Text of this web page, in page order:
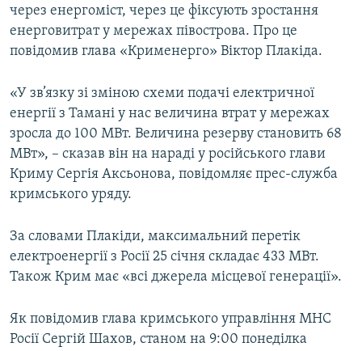
Усі сайти RFE/RL
через енергоміст, через це фіксують зростання
енерговитрат у мережах півострова. Про це
повідомив глава «Крименерго» Віктор Плакіда.
«У зв’язку зі зміною схеми подачі електричної
енергії з Тамані у нас величина втрат у мережах
зросла до 100 МВт. Величина резерву становить 68
МВт», – сказав він на нараді у російського глави
Криму Сергія Аксьонова, повідомляє прес-служба
кримського уряду.
За словами Плакіди, максимальний перетік
електроенергії з Росії 25 січня складає 433 МВт.
Також Крим має «всі джерела місцевої генерації».
Як повідомив глава кримського управління МНС
Росії Сергій Шахов, станом на 9:00 понеділка